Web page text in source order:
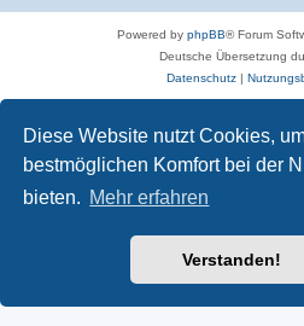
Diese Website nutzt Cookies,
bestmöglichen Komfort bei der
bieten. Mehr erfahren
Verstanden!
Powered by phpBB® Forum
Deutsche Übersetzung
Datenschutz|